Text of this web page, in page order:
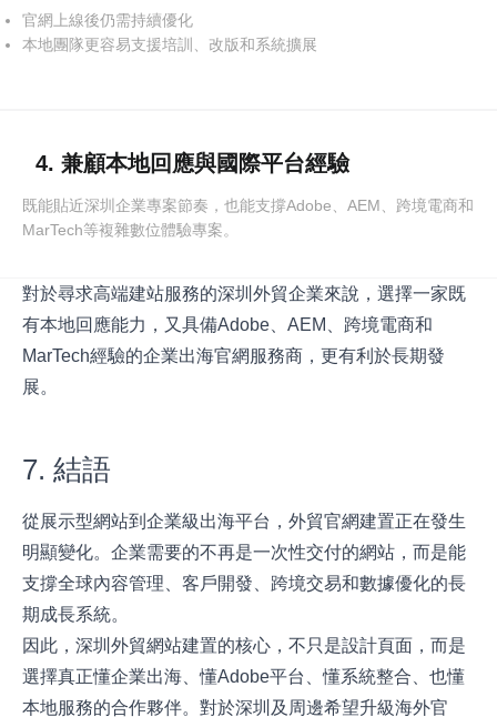
官網上線後仍需持續優化
本地團隊更容易支援培訓、改版和系統擴展
4. 兼顧本地回應與國際平台經驗
既能貼近深圳企業專案節奏，也能支撐Adobe、AEM、跨境電商和
MarTech等複雜數位體驗專案。
對於尋求高端建站服務的深圳外貿企業來說，選擇一家既
有本地回應能力，又具備Adobe、AEM、跨境電商和
MarTech經驗的企業出海官網服務商，更有利於長期發
展。
7. 結語
從展示型網站到企業級出海平台，外貿官網建置正在發生
明顯變化。企業需要的不再是一次性交付的網站，而是能
支撐全球內容管理、客戶開發、跨境交易和數據優化的長
期成長系統。
因此，深圳外貿網站建置的核心，不只是設計頁面，而是
選擇真正懂企業出海、懂Adobe平台、懂系統整合、也懂
本地服務的合作夥伴。對於深圳及周邊希望升級海外官